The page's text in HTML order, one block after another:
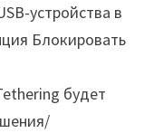
устройства в
Блокировать
будет